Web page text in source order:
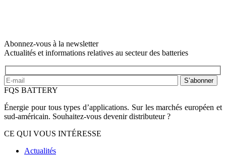
Abonnez-vous à la newsletter
Actualités et informations relatives au secteur des batteries
S’abonner
FQS BATTERY
Énergie pour tous types d’applications. Sur les marchés européen et
sud-américain. Souhaitez-vous devenir distributeur ?
CE QUI VOUS INTÉRESSE
Actualités